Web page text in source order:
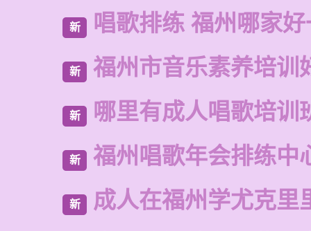
新 唱歌排练 福州哪家
新 福州市音乐素养培训
新 哪里有成人唱歌培训
新 福州唱歌年会排练中
新 成人在福州学尤克里